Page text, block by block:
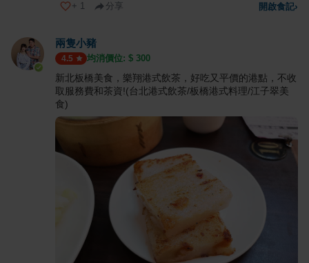
+ 1 分享 開啟食記›
兩隻小豬
4.5 均消價位: $ 300
新北板橋美食，樂翔港式飲茶，好吃又平價的港點，不收
取服務費和茶資!(台北港式飲茶/板橋港式料理/江子翠美
食)